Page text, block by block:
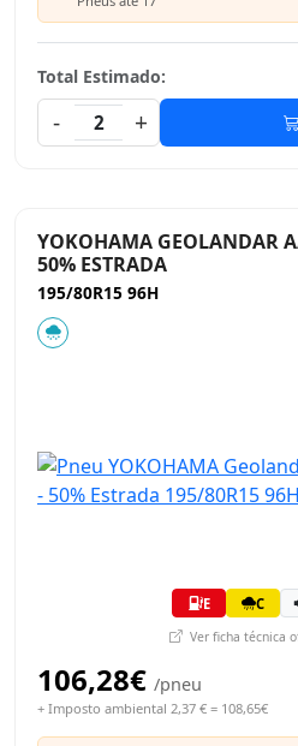
Total Estimado:
-
2 +
YOKOHAMA GEOLANDAR
50% ESTRADA
195/80R15 96H
E C
Ver ficha técnica
106,28€ /pneu
+ Imposto ambiental 2,37 € = 108,65€